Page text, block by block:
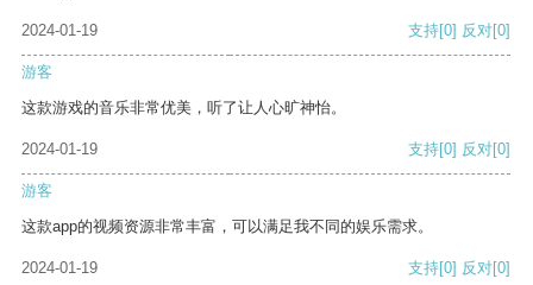
2024-01-19 支持[0] 反对[0]
游客
这款游戏的音乐非常优美，听了让人心旷神怡。
2024-01-19 支持[0] 反对[0]
游客
这款app的视频资源非常丰富，可以满足我不同的娱乐需求。
2024-01-19 支持[0] 反对[0]